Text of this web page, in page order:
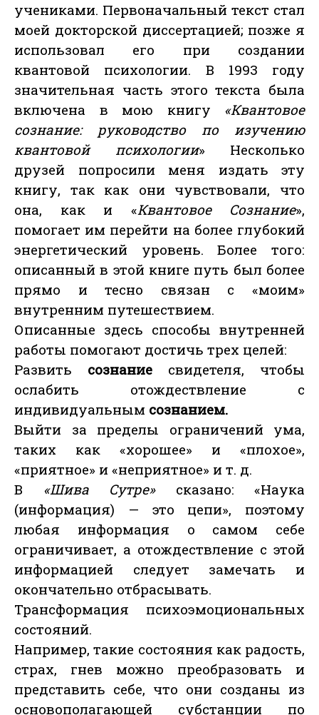
учениками. Первоначальный текст стал
моей докторской диссертацией; позже я
использовал его при создании
квантовой психологии. В 1993 году
значительная часть этого текста была
включена в мою книгу «Квантовое
сознание: руководство по изучению
квантовой психологии» Несколько
друзей попросили меня издать эту
книгу, так как они чувствовали, что
она, как и «Квантовое Сознание»,
помогает им перейти на более глубокий
энергетический уровень. Более того:
описанный в этой книге путь был более
прямо и тесно связан с «моим»
внутренним путешествием.
Описанные здесь способы внутренней
работы помогают достичь трех целей:
Развить сознание свидетеля, чтобы
ослабить отождествление с
индивидуальным сознанием.
Выйти за пределы ограничений ума,
таких как «хорошее» и «плохое»,
«приятное» и «неприятное» и т. д.
В «Шива Сутре»сказано: «Наука
(информация) — это цепи», поэтому
любая информация о самом себе
ограничивает, а отождествление с этой
информацией следует замечать и
окончательно отбрасывать.
Трансформация психоэмоциональных
состояний.
Например, такие состояния как радость,
страх, гнев можно преобразовать и
представить себе, что они созданы из
основополагающей субстанции по